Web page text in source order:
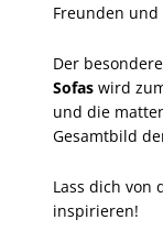
Freunden und
Der
Sofas wird
und die
Gesamtbild
Lass dich von
inspirieren!